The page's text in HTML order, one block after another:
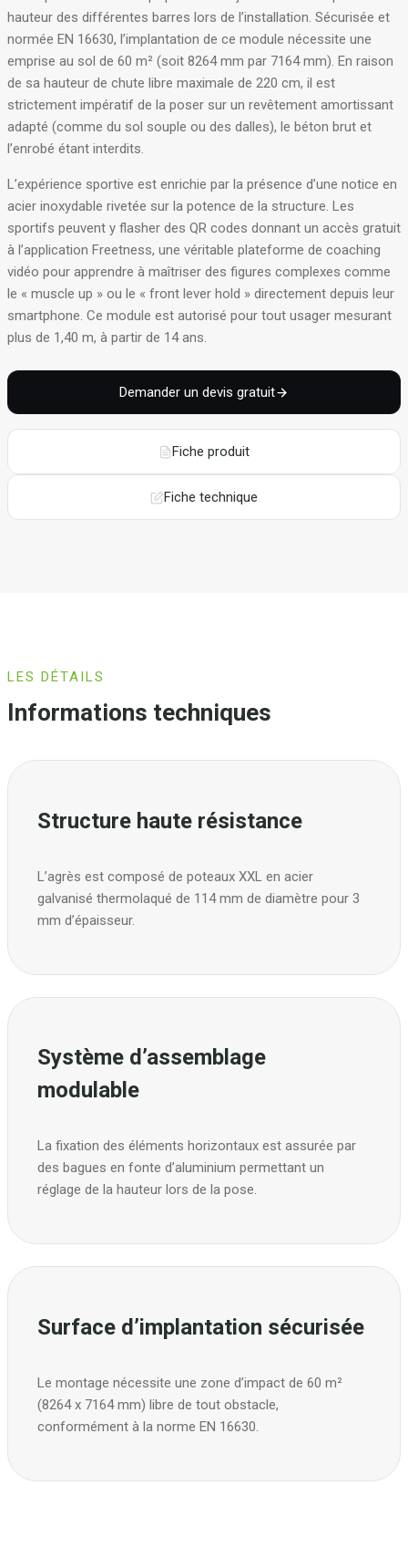
hauteur des différentes barres lors de l’installation. Sécurisée et
normée EN 16630, l’implantation de ce module nécessite une
emprise au sol de 60 m² (soit 8264 mm par 7164 mm). En raison
de sa hauteur de chute libre maximale de 220 cm, il est
strictement impératif de la poser sur un revêtement amortissant
adapté (comme du sol souple ou des dalles), le béton brut et
l’enrobé étant interdits.
L’expérience sportive est enrichie par la présence d’une notice en
acier inoxydable rivetée sur la potence de la structure. Les
sportifs peuvent y flasher des QR codes donnant un accès gratuit
à l’application Freetness, une véritable plateforme de coaching
vidéo pour apprendre à maîtriser des figures complexes comme
le « muscle up » ou le « front lever hold » directement depuis leur
smartphone. Ce module est autorisé pour tout usager mesurant
plus de 1,40 m, à partir de 14 ans.
Demander un devis gratuit
Fiche produit
Fiche technique
LES DÉTAILS
Informations techniques
Structure haute résistance
L’agrès est composé de poteaux XXL en acier
galvanisé thermolaqué de 114 mm de diamètre pour 3
mm d’épaisseur.
Système d’assemblage
modulable
La fixation des éléments horizontaux est assurée par
des bagues en fonte d’aluminium permettant un
réglage de la hauteur lors de la pose.
Surface d’implantation sécurisée
Le montage nécessite une zone d’impact de 60 m²
(8264 x 7164 mm) libre de tout obstacle,
conformément à la norme EN 16630.